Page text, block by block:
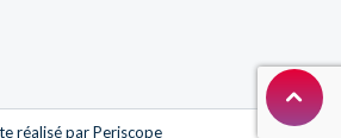
réalisé parPeriscope